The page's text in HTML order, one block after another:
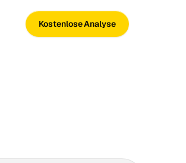
Kostenlose Analyse